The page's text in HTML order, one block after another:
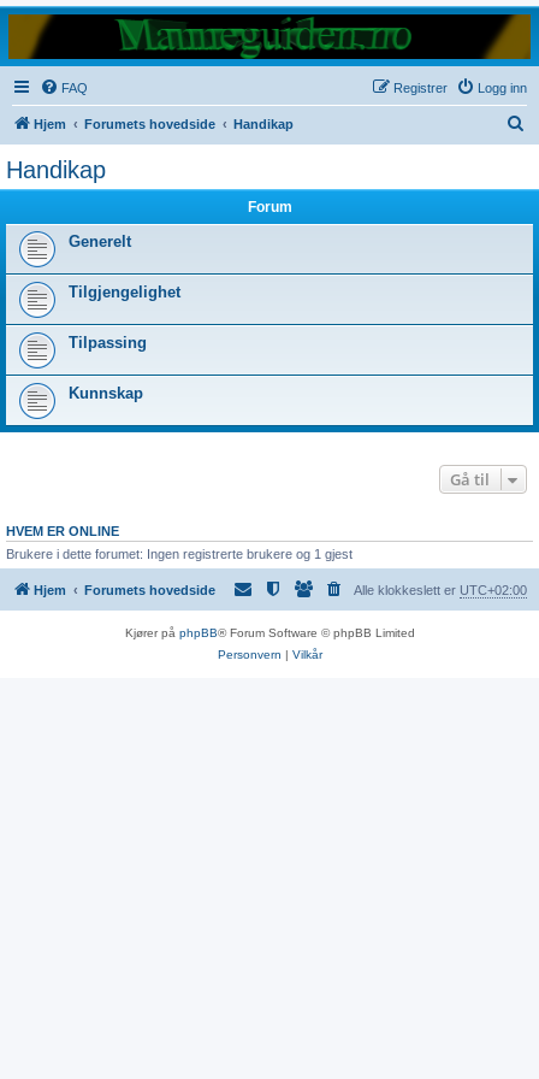
FAQ Logg inn
Registrer
Hjem Forumets hovedside Handikap
Handikap
Forum
Generelt
Tilgjengelighet
Tilpassing
Kunnskap
Gå til
HVEM ER ONLINE
Brukere i dette forumet: Ingen registrerte brukere og 1 gjest
Hjem Forumets hovedside Alle klokkeslett er UTC+02:00
Kjører på phpBB® Forum Software © phpBB Limited
Personvern | Vilkår